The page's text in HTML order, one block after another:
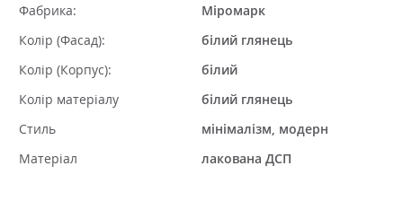
Фабрика:
Міромарк
Колір (Фасад):
білий глянець
Колір (Корпус):
білий
Колір матеріалу
білий глянець
Стиль
мінімалізм, модерн
Матеріал
лакована ДСП